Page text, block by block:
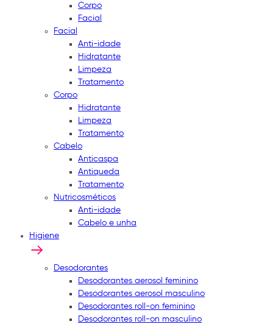
Corpo
Facial
Facial
Anti-idade
Hidratante
Limpeza
Tratamento
Corpo
Hidratante
Limpeza
Tratamento
Cabelo
Anticaspa
Antiqueda
Tratamento
Nutricosméticos
Anti-idade
Cabelo e unha
Higiene
Desodorantes
Desodorantes aerosol feminino
Desodorantes aerosol masculino
Desodorantes roll-on feminino
Desodorantes roll-on masculino